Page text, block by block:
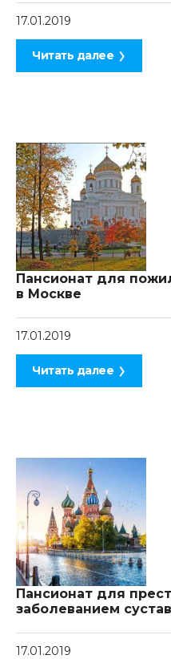
17.01.2019
Читать далее
Пансионат для
в Москве
17.01.2019
Читать далее
Пансионат для
заболеванием
17.01.2019